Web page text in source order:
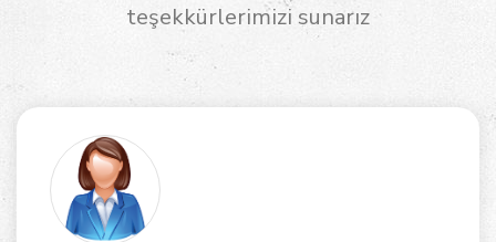
teşekkürlerimizi sunarız